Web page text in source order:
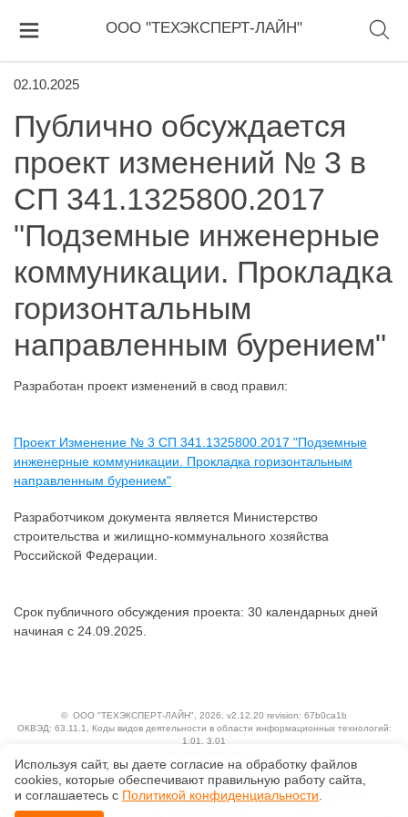
ООО "ТЕХЭКСПЕРТ-ЛАЙН"
02.10.2025
Публично обсуждается
проект изменений № 3 в
СП 341.1325800.2017
"Подземные инженерные
коммуникации. Прокладка
горизонтальным
направленным бурением"
Разработан проект изменений в свод правил:
Проект Изменение № 3 СП 341.1325800.2017 "Подземные
инженерные коммуникации. Прокладка горизонтальным
направленным бурением"
Разработчиком документа является Министерство
строительства и жилищно-коммунального хозяйства
Российской Федерации.
Срок публичного обсуждения проекта: 30 календарных дней
начиная с 24.09.2025.
© ООО "ТЕХЭКСПЕРТ-ЛАЙН" , 2026, v2.12.20 revision: 67b0ca1b
ОКВЭД: 63.11.1, Коды видов деятельности в области информационных технологий:
1.01, 3.01
Технологии
Исключительные авторские и смежные права принадлежат АО «Кодекс».
Положение по обработке и защите персональных данных
Используя сайт, вы даете согласие на обработку файлов
сооkiеs, которые обеспечивают правильную работу сайта,
и соглашаетесь с Политикой конфиденциальности